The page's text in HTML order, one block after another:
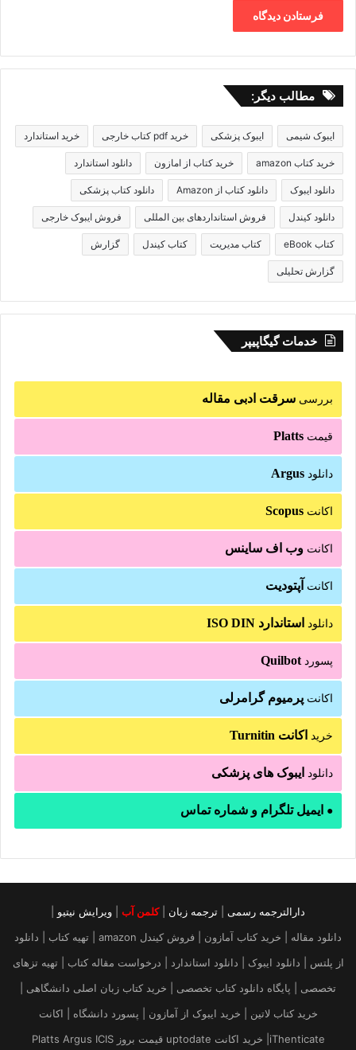
مطالب دیگر:
ایبوک شیمی ایبوک پزشکی خرید pdf کتاب خارجی خرید استاندارد
خرید کتاب amazon خرید کتاب از امازون دانلود استاندارد
دانلود ایبوک دانلود کتاب از Amazon دانلود کتاب پزشکی
دانلود کیندل فروش استانداردهای بین المللی فروش ایبوک خارجی
کتاب eBook کتاب مدیریت کتاب کیندل گزارش
گزارش تحلیلی
خدمات گیگاپیپر
بررسی سرقت ادبی مقاله
قیمت Platts
دانلود Argus
اکانت Scopus
اکانت وب اف ساینس
اکانت آپتودیت
دانلود استاندارد ISO DIN
پسورد Quilbot
اکانت پرمیوم گرامرلی
خرید اکانت Turnitin
دانلود ایبوک های پزشکی
● ایمیل تلگرام و شماره تماس
دارالترجمه رسمی ترجمه زبان |کلمن آب ویرایش نیتیو
دانلود مقاله | خرید کتاب آمازون | فروش کیندل amazon | تهیه کتاب | دانلود
از پلتس | دانلود ایبوک | دانلود استاندارد | درخواست مقاله کتاب | تهیه تزهای
تخصصی | پایگاه دانلود کتاب تخصصی | خرید کتاب زبان اصلی دانشگاهی |
خرید کتاب لاتین | خرید ایبوک از آمازون | پسورد دانشگاه | اکانت
iThenticate| خريد اكانت uptodate قیمت بروز Platts Argus ICIS